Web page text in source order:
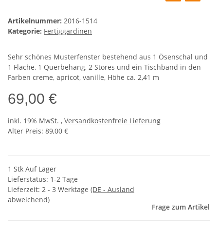
Artikelnummer: 2016-1514
Kategorie: Fertiggardinen
Sehr schönes Musterfenster bestehend aus 1 Ösenschal und
1 Fläche, 1 Querbehang, 2 Stores und ein Tischband in den
Farben creme, apricot, vanille, Höhe ca. 2,41 m
69,00 €
inkl. 19% MwSt. , Versandkostenfreie Lieferung
Alter Preis: 89,00 €
1 Stk Auf Lager
Lieferstatus: 1-2 Tage
Lieferzeit: 2 - 3 Werktage (DE - Ausland
abweichend)
Frage zum Artikel